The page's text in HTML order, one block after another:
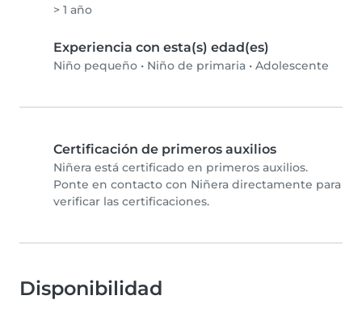
> 1 año
Experiencia con esta(s) edad(es)
Niño pequeño • Niño de primaria • Adolescente
Certificación de primeros auxilios
Niñera está certificado en primeros auxilios.
Ponte en contacto con Niñera directamente para
verificar las certificaciones.
Disponibilidad